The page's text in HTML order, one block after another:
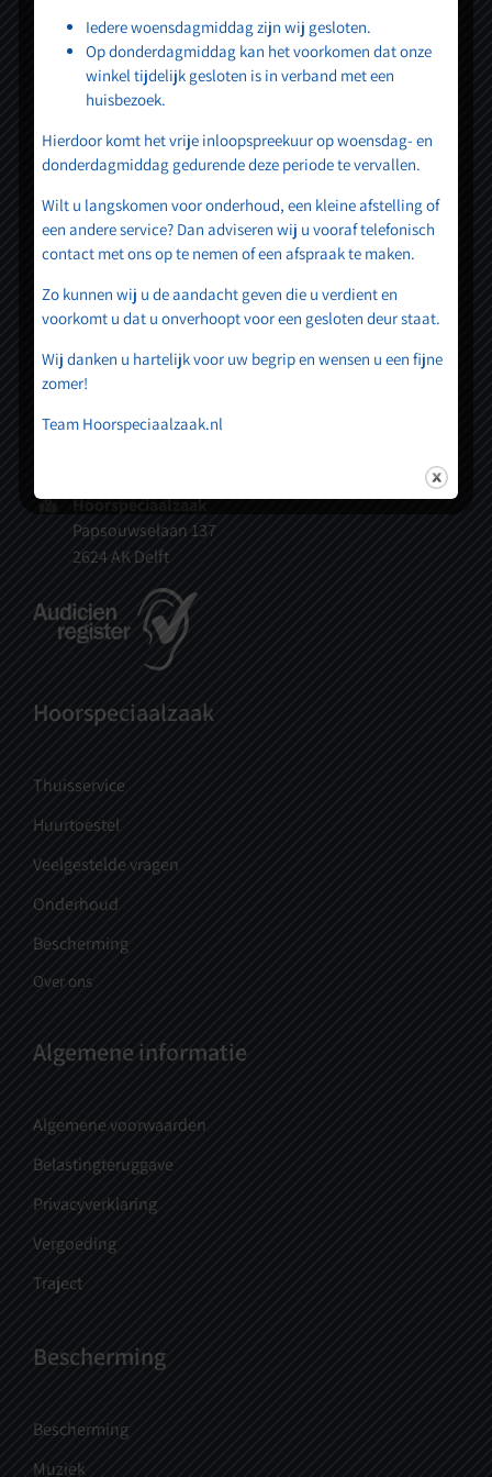
Wij heten u van harte welkom bij Hessel van
Twist Hoorspeciaalzaak.
Contact
015 – 369 06 32
afspraken@hoorspeciaalzaak.nl
Gesloten: 12:30 – 13:00
Hoorspeciaalzaak
Papsouwselaan 137
2624 AK Delft
Hoorspeciaalzaak
Thuisservice
Huurtoestel
Veelgestelde vragen
Onderhoud
Bescherming
Over ons
Algemene informatie
Algemene voorwaarden
Belastingteruggave
Privacyverklaring
Vergoeding
Traject
Bescherming
Bescherming
Muziek
Iedere woensdagmiddag zijn wij gesloten.
Op donderdagmiddag kan het voorkomen dat onze
winkel tijdelijk gesloten is in verband met een
huisbezoek.
Hierdoor komt het vrije inloopspreekuur op woensdag- en
donderdagmiddag gedurende deze periode te vervallen.
Wilt u langskomen voor onderhoud, een kleine afstelling of
een andere service? Dan adviseren wij u vooraf telefonisch
contact met ons op te nemen of een afspraak te maken.
Zo kunnen wij u de aandacht geven die u verdient en
voorkomt u dat u onverhoopt voor een gesloten deur staat.
Wij danken u hartelijk voor uw begrip en wensen u een fijne
zomer!
Team Hoorspeciaalzaak.nl